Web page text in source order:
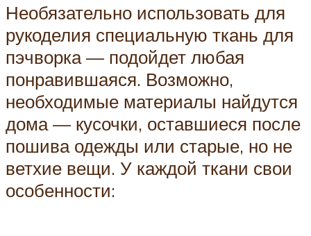
Необязательно использовать для
рукоделия специальную ткань для
пэчворка — подойдет любая
понравившаяся. Возможно,
необходимые материалы найдутся
дома — кусочки, оставшиеся после
пошива одежды или старые, но не
ветхие вещи. У каждой ткани свои
особенности: